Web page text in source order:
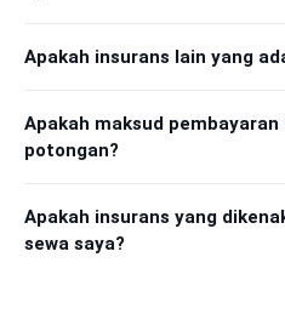
Apakah insurans lain yang
Apakah maksud
potongan?
Apakah insurans yang
sewa saya?